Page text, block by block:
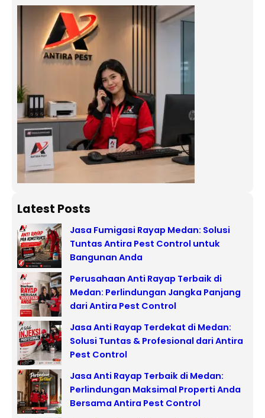
Latest Posts
Jasa Fumigasi Rayap Medan: Solusi
Tuntas Antira Pest Control untuk
Bangunan Anda
Perusahaan Anti Rayap Terbaik di
Medan: Perlindungan Jangka Panjang
dari Antira Pest Control
Jasa Anti Rayap Terdekat di Medan:
Solusi Tuntas & Profesional dari Antira
Pest Control
Jasa Anti Rayap Terbaik di Medan:
Perlindungan Maksimal Properti Anda
Bersama Antira Pest Control